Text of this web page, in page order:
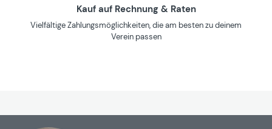
Kauf auf Rechnung & Raten
Vielfältige Zahlungsmöglichkeiten, die am besten zu deinem
Verein passen